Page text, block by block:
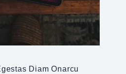
Diam Onarcu